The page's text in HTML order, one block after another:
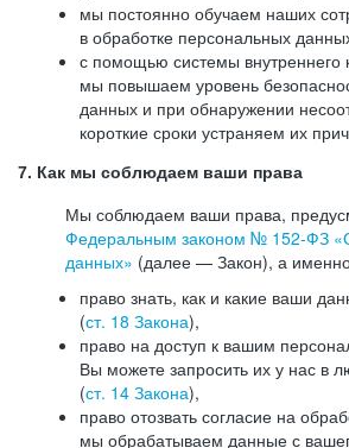
мы постоянно обучаем наших
в обработке персональных
с помощью системы внутреннего
мы повышаем уровень
данных и при обнаружении
короткие сроки устраняем их
7. Как мы соблюдаем ваши права
Мы соблюдаем ваши права,
Федеральным законом № 152-ФЗ
данных» (далее — Закон), а
право знать, как и какие ваши
(ст. 18 Закона),
право на доступ к вашим
Вы можете запросить их у нас в
(ст. 14 Закона),
право отозвать согласие на
мы обрабатываем данные с